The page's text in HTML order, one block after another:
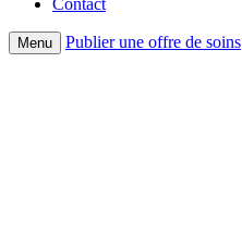
Contact
Menu Publier une offre de soins